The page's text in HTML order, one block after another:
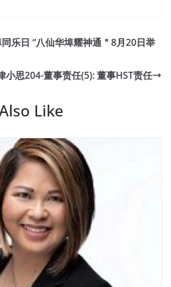
乐日 “八仙华埠耀神通＂8月20日举
小思204-董事责任(5): 董事HST责任
Like